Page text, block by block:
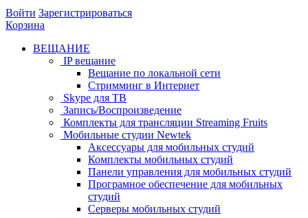
Войти Зарегистрироваться
Корзина
ВЕЩАНИЕ
IP вещание
Вещание по локальной сети
Стримминг в Интернет
Skype для ТВ
Запись/Воспроизведение
Комплекты для трансляции Streaming Fruits
Мобильные студии Newtek
Аксессуары для мобильных студий
Комплекты мобильных студий
Панели управления для мобильных студий
Програмное обеспечение для мобильных
студий
Серверы мобильных студий